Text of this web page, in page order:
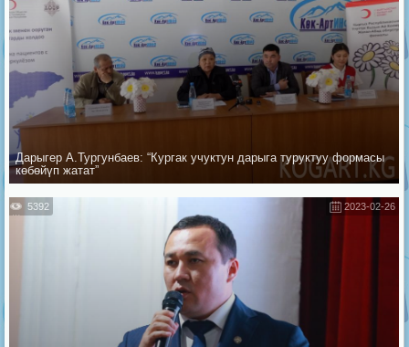
Дарыгер А.Тургунбаев: “Кургак учуктун дарыга туруктуу формасы
көбөйүп жатат”
2023-02-26
5392